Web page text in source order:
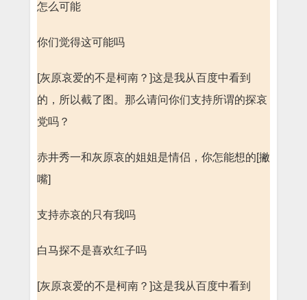
怎么可能
你们觉得这可能吗
[灰原哀爱的不是柯南？]这是我从百度中看到
的，所以截了图。那么请问你们支持所谓的探哀
党吗？
赤井秀一和灰原哀的姐姐是情侣，你怎能想的[撇
嘴]
支持赤哀的只有我吗
白马探不是喜欢红子吗
[灰原哀爱的不是柯南？]这是我从百度中看到